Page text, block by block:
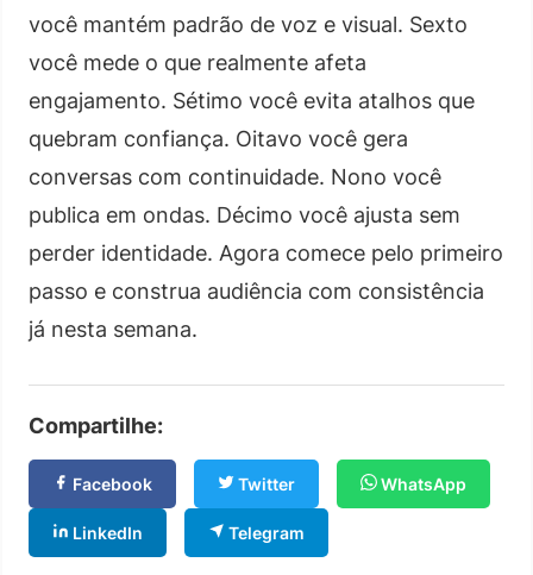
você mantém padrão de voz e visual. Sexto
você mede o que realmente afeta
engajamento. Sétimo você evita atalhos que
quebram confiança. Oitavo você gera
conversas com continuidade. Nono você
publica em ondas. Décimo você ajusta sem
perder identidade. Agora comece pelo primeiro
passo e construa audiência com consistência
já nesta semana.
Compartilhe:
Facebook Twitter WhatsApp
LinkedIn Telegram